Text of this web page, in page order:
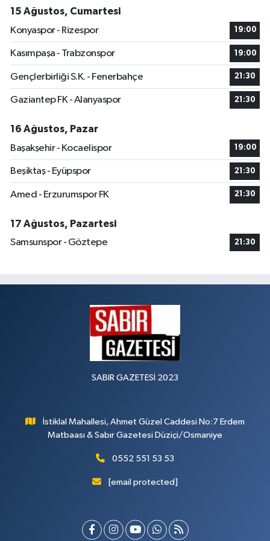
15 Ağustos, Cumartesi
Konyaspor - Rizespor
19:00
Kasımpaşa - Trabzonspor 19:00
Gençlerbirliği S.K. - Fenerbahçe 21:30
Gaziantep FK - Alanyaspor 21:30
16 Ağustos, Pazar
Başakşehir - Kocaelispor
19:00
Beşiktaş - Eyüpspor 21:30
Amed - Erzurumspor FK 21:30
17 Ağustos, Pazartesi
Samsunspor - Göztepe
21:30
SABIR GAZETESİ 2023
İstiklal Mahallesi, Ahmet Güzel Caddesi No:7 Erdem
Matbaası & Sabır Gazetesi Düziçi/Osmaniye
0552 551 53 53
[email protected]